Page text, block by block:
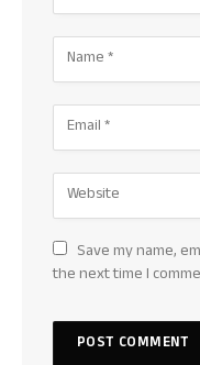
Save my name,
the next time I